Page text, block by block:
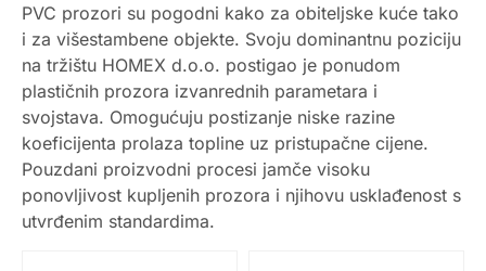
PVC prozori su pogodni kako za obiteljske kuće tako
i za višestambene objekte. Svoju dominantnu poziciju
na tržištu HOMEX d.o.o. postigao je ponudom
plastičnih prozora izvanrednih parametara i
svojstava. Omogućuju postizanje niske razine
koeficijenta prolaza topline uz pristupačne cijene.
Pouzdani proizvodni procesi jamče visoku
ponovljivost kupljenih prozora i njihovu usklađenost s
utvrđenim standardima.